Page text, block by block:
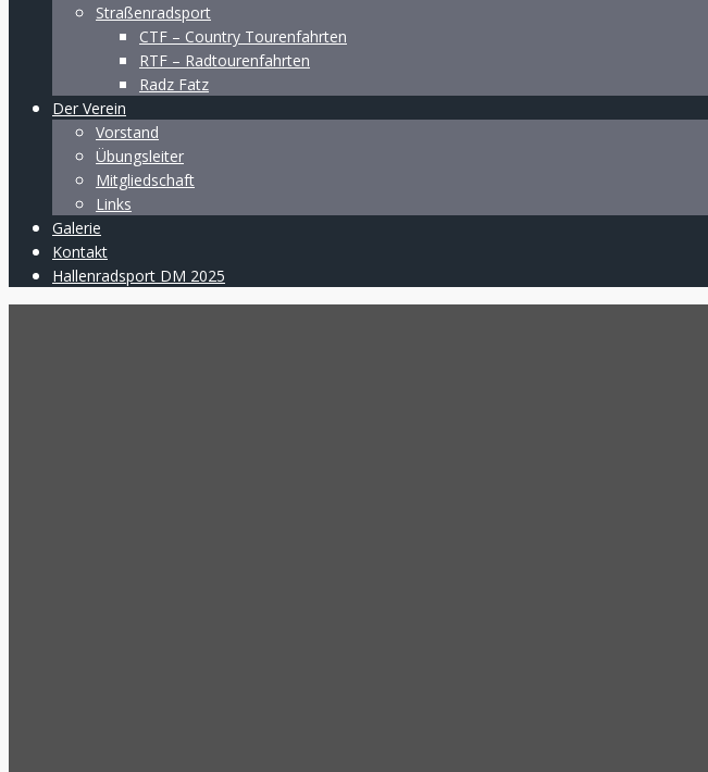
Straßenradsport
CTF – Country Tourenfahrten
RTF – Radtourenfahrten
Radz Fatz
Der Verein
Vorstand
Übungsleiter
Mitgliedschaft
Links
Galerie
Kontakt
Hallenradsport DM 2025